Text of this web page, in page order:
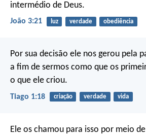
intermédio de Deus.
João 3:21 luz verdade obediência
Por sua decisão ele nos gerou pela
a fim de sermos como que os
o que ele criou.
Tiago 1:18 criação verdade vida
Ele os chamou para isso por meio